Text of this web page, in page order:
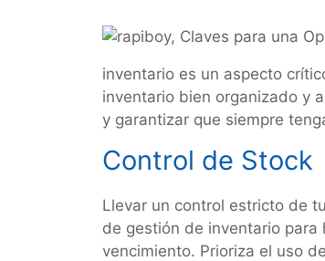
inventario es un aspecto
inventario bien organizado y
y garantizar que siempre
Control de Stock
Llevar un control estricto de
de gestión de inventario
vencimiento. Prioriza el uso